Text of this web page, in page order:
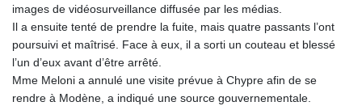
images de vidéosurveillance diffusée par les médias.
Il a ensuite tenté de prendre la fuite, mais quatre passants l’ont
poursuivi et maîtrisé. Face à eux, il a sorti un couteau et blessé
l’un d’eux avant d’être arrêté.
Mme Meloni a annulé une visite prévue à Chypre afin de se
rendre à Modène, a indiqué une source gouvernementale.